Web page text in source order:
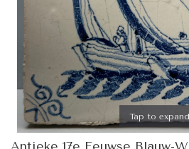
Tap to expand
Antieke 17e Eeuwse Blauw-